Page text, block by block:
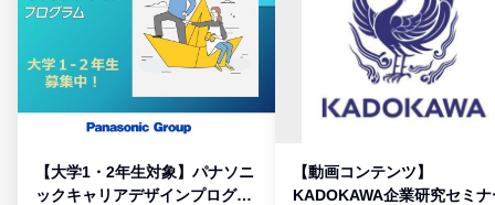
【大学1・2年生対象】パナソニ
ックキャリアデザインプログラ
【動画コンテンツ】
KADOKAWA企業研究セミナ